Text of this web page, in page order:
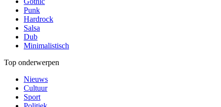
Punk
Hardrock
Salsa
Dub
Minimalistisch
Top onderwerpen
Nieuws
Cultuur
Sport